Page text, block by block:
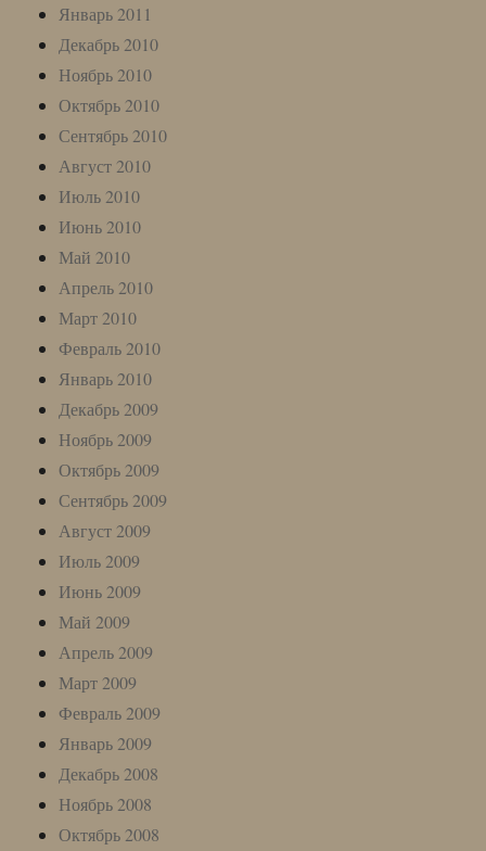
Январь 2011
Декабрь 2010
Ноябрь 2010
Октябрь 2010
Сентябрь 2010
Август 2010
Июль 2010
Июнь 2010
Май 2010
Апрель 2010
Март 2010
Февраль 2010
Январь 2010
Декабрь 2009
Ноябрь 2009
Октябрь 2009
Сентябрь 2009
Август 2009
Июль 2009
Июнь 2009
Май 2009
Апрель 2009
Март 2009
Февраль 2009
Январь 2009
Декабрь 2008
Ноябрь 2008
Октябрь 2008